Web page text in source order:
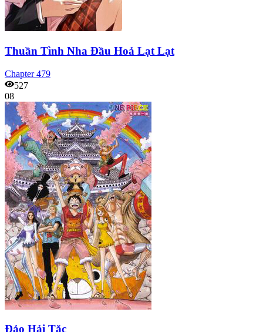
Thuần Tình Nha Đầu Hoả Lạt Lạt
Chapter479
527
08
Đảo Hải Tặc